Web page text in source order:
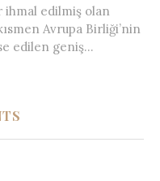
ihmal edilmiş olan
Avrupa Birliği’nin
edilen geniş...